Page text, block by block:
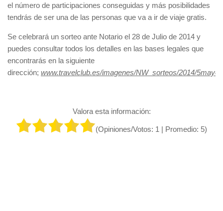
el número de participaciones conseguidas y más posibilidades
tendrás de ser una de las personas que va a ir de viaje gratis.
Se celebrará un sorteo ante Notario el 28 de Julio de 2014 y
puedes consultar todos los detalles en las bases legales que
encontrarás en la siguiente
dirección; www.travelclub.es/imagenes/NW_sorteos/2014/
Valora esta información:
(Opiniones/Votos: 1 | Promedio: 5)